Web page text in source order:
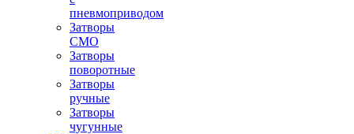
пневмоприводом
Затворы
СМО
Затворы
поворотные
Затворы
ручные
Затворы
чугунные